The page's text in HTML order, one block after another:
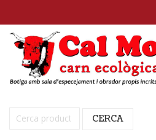
Cerca: CERCA